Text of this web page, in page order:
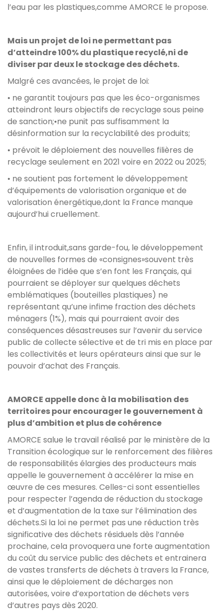
l’eau par les plastiques,comme AMORCE le propose.
Mais un projet de loi ne permettant pas
d’atteindre 100% du plastique recyclé,ni de
diviser par deux le stockage des déchets.
Malgré ces avancées, le projet de loi:
• ne garantit toujours pas que les éco-organismes
atteindront leurs objectifs de recyclage sous peine
de sanction;•ne punit pas suffisamment la
désinformation sur la recyclabilité des produits;
• prévoit le déploiement des nouvelles filières de
recyclage seulement en 2021 voire en 2022 ou 2025;
• ne soutient pas fortement le développement
d’équipements de valorisation organique et de
valorisation énergétique,dont la France manque
aujourd’hui cruellement.
Enfin, il introduit,sans garde-fou, le développement
de nouvelles formes de «consignes»souvent très
éloignées de l’idée que s’en font les Français, qui
pourraient se déployer sur quelques déchets
emblématiques (bouteilles plastiques) ne
représentant qu’une infime fraction des déchets
ménagers (1%), mais qui pourraient avoir des
conséquences désastreuses sur l’avenir du service
public de collecte sélective et de tri mis en place par
les collectivités et leurs opérateurs ainsi que sur le
pouvoir d’achat des Français.
AMORCE appelle donc à la mobilisation des
territoires pour encourager le gouvernement à
plus d’ambition et plus de cohérence
AMORCE salue le travail réalisé par le ministère de la
Transition écologique sur le renforcement des filières
de responsabilités élargies des producteurs mais
appelle le gouvernement à accélérer la mise en
œuvre de ces mesures. Celles-ci sont essentielles
pour respecter l’agenda de réduction du stockage
et d’augmentation de la taxe sur l’élimination des
déchets.Si la loi ne permet pas une réduction très
significative des déchets résiduels dès l’année
prochaine, cela provoquera une forte augmentation
du coût du service public des déchets et entrainera
de vastes transferts de déchets à travers la France,
ainsi que le déploiement de décharges non
autorisées, voire d’exportation de déchets vers
d’autres pays dès 2020.